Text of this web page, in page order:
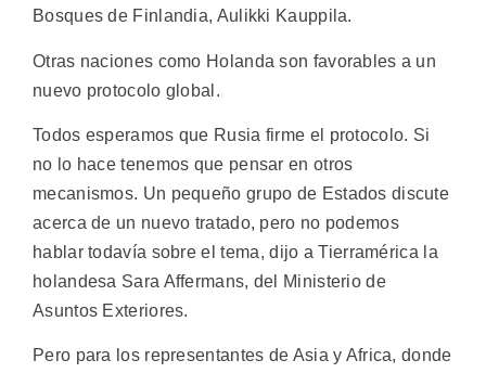
Bosques de Finlandia, Aulikki Kauppila.
Otras naciones como Holanda son favorables a un
nuevo protocolo global.
Todos esperamos que Rusia firme el protocolo. Si
no lo hace tenemos que pensar en otros
mecanismos. Un pequeño grupo de Estados discute
acerca de un nuevo tratado, pero no podemos
hablar todavía sobre el tema, dijo a Tierramérica la
holandesa Sara Affermans, del Ministerio de
Asuntos Exteriores.
Pero para los representantes de Asia y Africa, donde